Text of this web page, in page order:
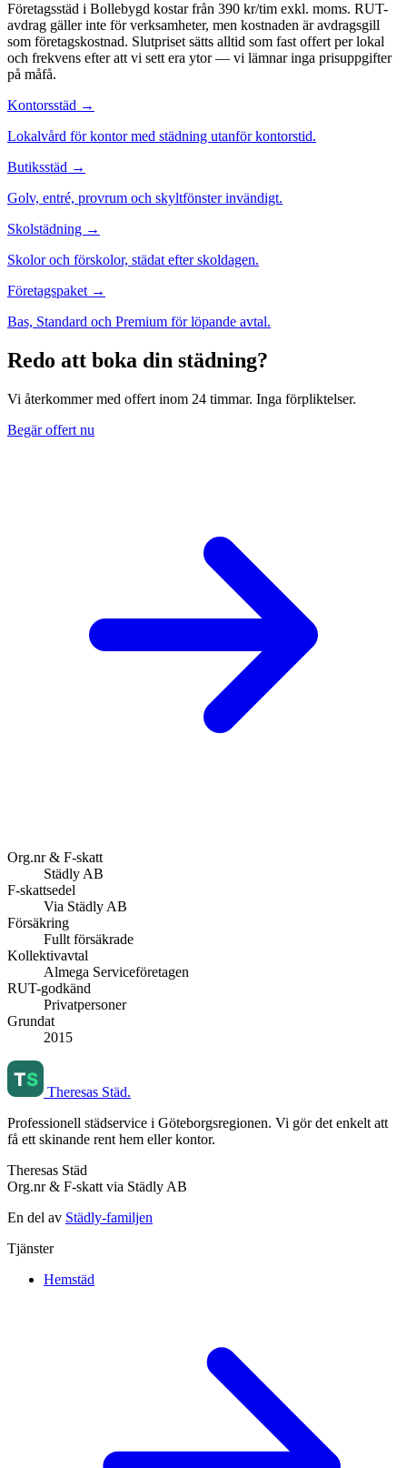
Företagsstäd i Bollebygd kostar från 390 kr/tim exkl. moms. RUT-
avdrag gäller inte för verksamheter, men kostnaden är avdragsgill
som företagskostnad. Slutpriset sätts alltid som fast offert per lokal
och frekvens efter att vi sett era ytor — vi lämnar inga prisuppgifter
på måfå.
Kontorsstäd →
Lokalvård för kontor med städning utanför kontorstid.
Butiksstäd →
Golv, entré, provrum och skyltfönster invändigt.
Skolstädning →
Skolor och förskolor, städat efter skoldagen.
Företagspaket →
Bas, Standard och Premium för löpande avtal.
Redo att boka din städning?
Vi återkommer med offert inom 24 timmar. Inga förpliktelser.
Begär offert nu
Org.nr & F-skatt
Städly AB
F-skattsedel
Via Städly AB
Försäkring
Fullt försäkrade
Kollektivavtal
Almega Serviceföretagen
RUT-godkänd
Privatpersoner
Grundat
2015
Theresas Städ.
Professionell städservice i Göteborgsregionen. Vi gör det enkelt att
få ett skinande rent hem eller kontor.
Theresas Städ
Org.nr & F-skatt via Städly AB
En del av Städly-familjen
Tjänster
Hemstäd